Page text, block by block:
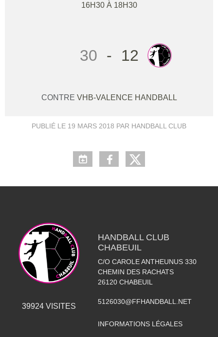
16H30 À 18H30
30 - 12
CONTRE VHB-VALENCE HANDBALL
PUBLIÉ LE 19 MARS 2018 PAR HANDBALL CLUB
39924VISITES
HANDBALL CLUB
CHABEUIL
C/O CAROLE ANTHEUNUS 330
CHEMIN DES RACHATS
26120 CHABEUIL
5126030@FFHANDBALL.NET
INFORMATIONS LÉGALES